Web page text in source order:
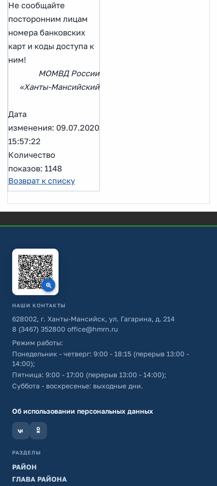
Не сообщайте
посторонним лицам
номера банковских
карт и коды доступа к
ним!
МОМВД России
«Ханты-Мансийский
Дата
изменения: 09.07.2020
15:57:22
Количество
показов: 1148
Возврат к списку
НАШИ КОНТАКТЫ
628002, г. Ханты-Мансийск, ул. Гагарина, д. 214
8 (3467) 352800 office@hmrn.ru
Режим работы:
Понедельник - четверг: 9:00 - 18:15 (перерыв 13:00 -
14:00);
Пятница: 9:00 - 17:00 (перерыв 13:00 - 14:00);
Суббота - воскресенье: выходные дни.
Об использовании персональных данных
РАЗДЕЛЫ
РАЙОН
ГЛАВА РАЙОНА